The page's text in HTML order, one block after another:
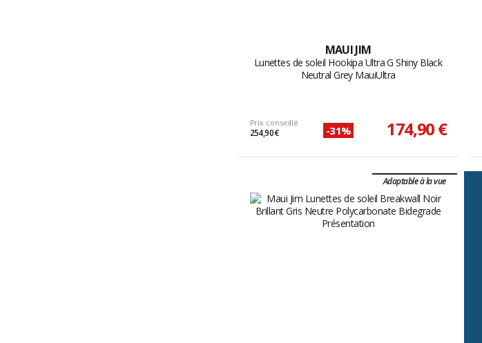
MAUI JIM
Lunettes de soleil Hookipa Ultra G Shiny Black
Neutral Grey MauiUltra
Prix conseillé
254,90 € -31% 174,90 €
Adaptable à la vue